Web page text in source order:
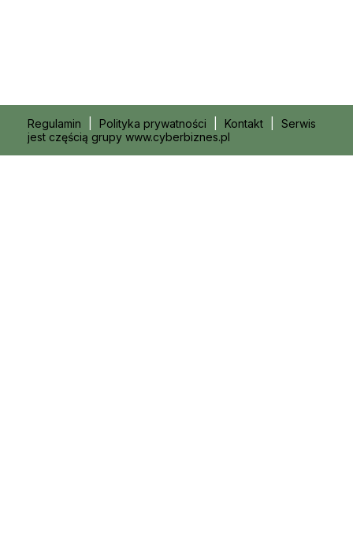
Regulamin Polityka prywatności Kontakt
Serwis
jest częścią grupy www.cyberbiznes.pl